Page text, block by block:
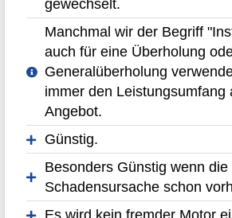
gewechselt.
Manchmal wir der Begriff
auch für eine Überholung
Generalüberholung
immer den Leistungsumfang
Angebot.
Günstig.
Besonders Günstig wenn die
Schadensursache schon